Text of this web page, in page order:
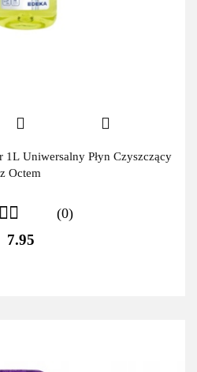
Uniwersalny Płyn Czyszczący
z Octem
(0)
7.95